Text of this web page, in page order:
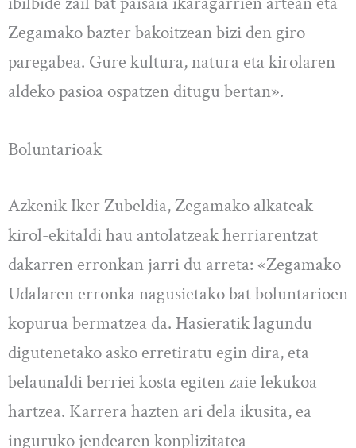
Zegamako bazter bakoitzean bizi den giro
paregabea. Gure kultura, natura eta kirolaren
aldeko pasioa ospatzen ditugu bertan».
Boluntarioak
Azkenik Iker Zubeldia, Zegamako alkateak
kirol-ekitaldi hau antolatzeak herriarentzat
dakarren erronkan jarri du arreta: «Zegamako
Udalaren erronka nagusietako bat boluntarioen
kopurua bermatzea da. Hasieratik lagundu
digutenetako asko erretiratu egin dira, eta
belaunaldi berriei kosta egiten zaie lekukoa
hartzea. Karrera hazten ari dela ikusita, ea
inguruko jendearen konplizitatea